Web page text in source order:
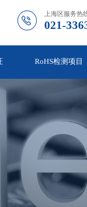
上海区服务热
021-
RoHS检测项目